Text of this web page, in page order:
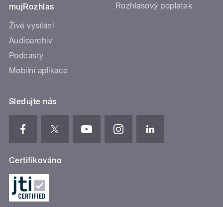
mujRozhlas
Živé vysílání
Audioarchiv
Podcasty
Mobilní aplikace
Rozhlasový poplatek
Sledujte nás
Certifikováno